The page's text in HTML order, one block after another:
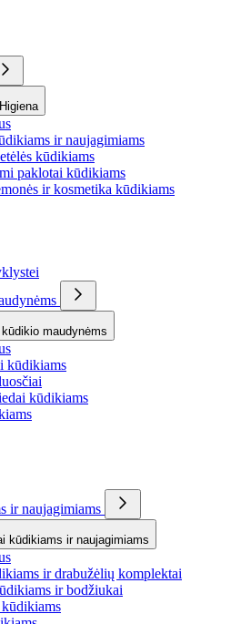
ir naujagimiams
kūdikiams
paklotai kūdikiams
ir kosmetika kūdikiams
maudynėms
kūdikiams
kūdikiams
ir naujagimiams
kūdikiams ir naujagimiams
ir drabužėlių komplektai
ir bodžiukai